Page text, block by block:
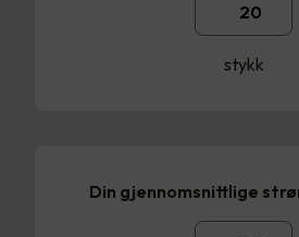
stykk
Din gjennomsnittlige